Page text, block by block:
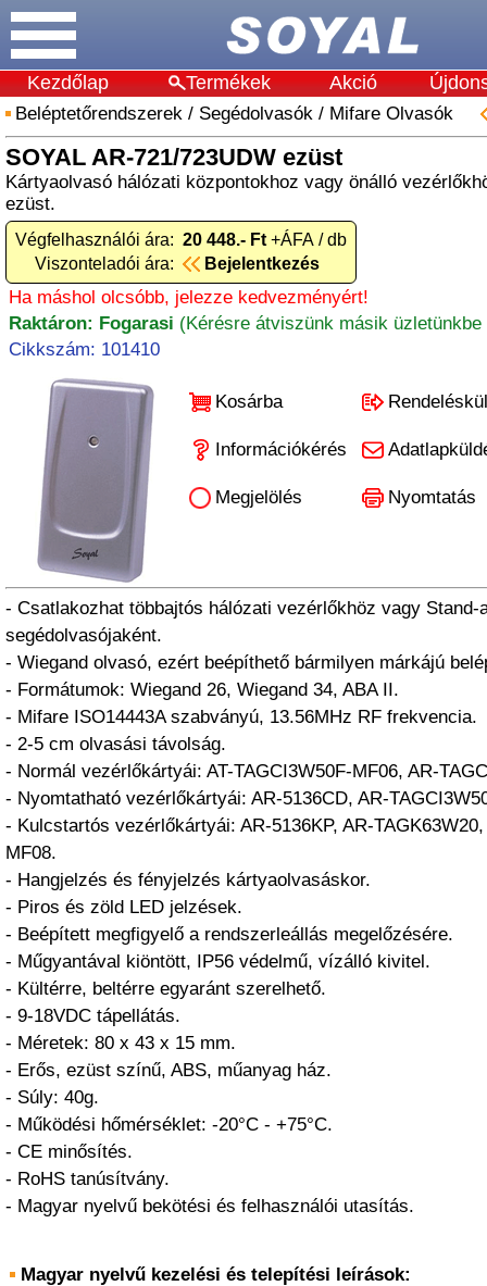
Kezdőlap Termékek Akció
Beléptetőrendszerek / Segédolvasók / Mifare Olvasók
SOYAL AR-721/723UDW ezüst
Kártyaolvasó hálózati központokhoz vagy önálló
ezüst.
Végfelhasználói ára: 20 448.- Ft +ÁFA / db
Viszonteladói ára:
Bejelentkezés
Ha máshol olcsóbb, jelezze kedvezményért!
Raktáron: Fogarasi (Kérésre átviszünk másik üzletünkbe
Cikkszám: 101410
Kosárba
Információkérés
Megjelölés Nyomtatás
- Csatlakozhat többajtós hálózati vezérlőkhöz vagy Stand-
segédolvasójaként.
- Wiegand olvasó, ezért beépíthető bármilyen márkájú
- Formátumok: Wiegand 26, Wiegand 34, ABA II.
- Mifare ISO14443A szabványú, 13.56MHz RF frekvencia.
- 2-5 cm olvasási távolság.
- Normál vezérlőkártyái: AT-TAGCI3W50F-MF06, AR-
- Nyomtatható vezérlőkártyái: AR-5136CD, AR-
- Kulcstartós vezérlőkártyái: AR-5136KP, AR-
MF08.
- Hangjelzés és fényjelzés kártyaolvasáskor.
- Piros és zöld LED jelzések.
- Beépített megfigyelő a rendszerleállás megelőzésére.
- Műgyantával kiöntött, IP56 védelmű, vízálló kivitel.
- Kültérre, beltérre egyaránt szerelhető.
- 9-18VDC tápellátás.
- Méretek: 80 x 43 x 15 mm.
- Erős, ezüst színű, ABS, műanyag ház.
- Súly: 40g.
- Működési hőmérséklet: -20°C - +75°C.
- CE minősítés.
- RoHS tanúsítvány.
- Magyar nyelvű bekötési és felhasználói utasítás.
Magyar nyelvű kezelési és telepítési leírások: